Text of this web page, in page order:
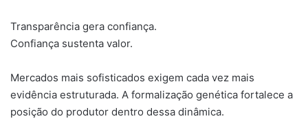
Transparência gera confiança.
Confiança sustenta valor.
Mercados mais sofisticados exigem cada vez mais
evidência estruturada. A formalização genética fortalece a
posição do produtor dentro dessa dinâmica.